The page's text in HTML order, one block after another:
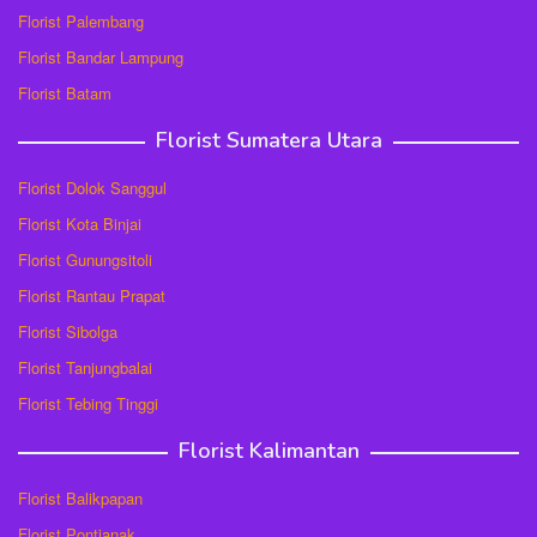
Florist Palembang
Florist Bandar Lampung
Florist Batam
Florist Sumatera Utara
Florist Dolok Sanggul
Florist Kota Binjai
Florist Gunungsitoli
Florist Rantau Prapat
Florist Sibolga
Florist Tanjungbalai
Florist Tebing Tinggi
Florist Kalimantan
Florist Balikpapan